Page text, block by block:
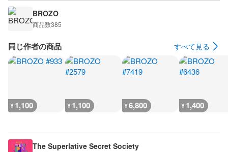
BROZO
商品数385
同じ作者の商品 すべて見る
¥1,100 ¥1,100 ¥6,800 ¥1,400
The Superlative Secret Society